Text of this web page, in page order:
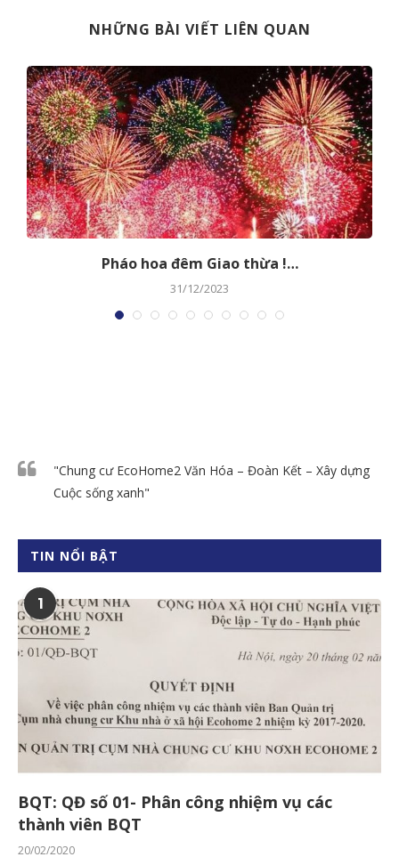
NHỮNG BÀI VIẾT LIÊN QUAN
Pháo hoa đêm Giao thừa !…
31/12/2023
"Chung cư EcoHome2 Văn Hóa – Đoàn Kết – Xây dựng
Cuộc sống xanh"
TIN NỔI BẬT
1
BQT: QĐ số 01- Phân công nhiệm vụ các
thành viên BQT
20/02/2020